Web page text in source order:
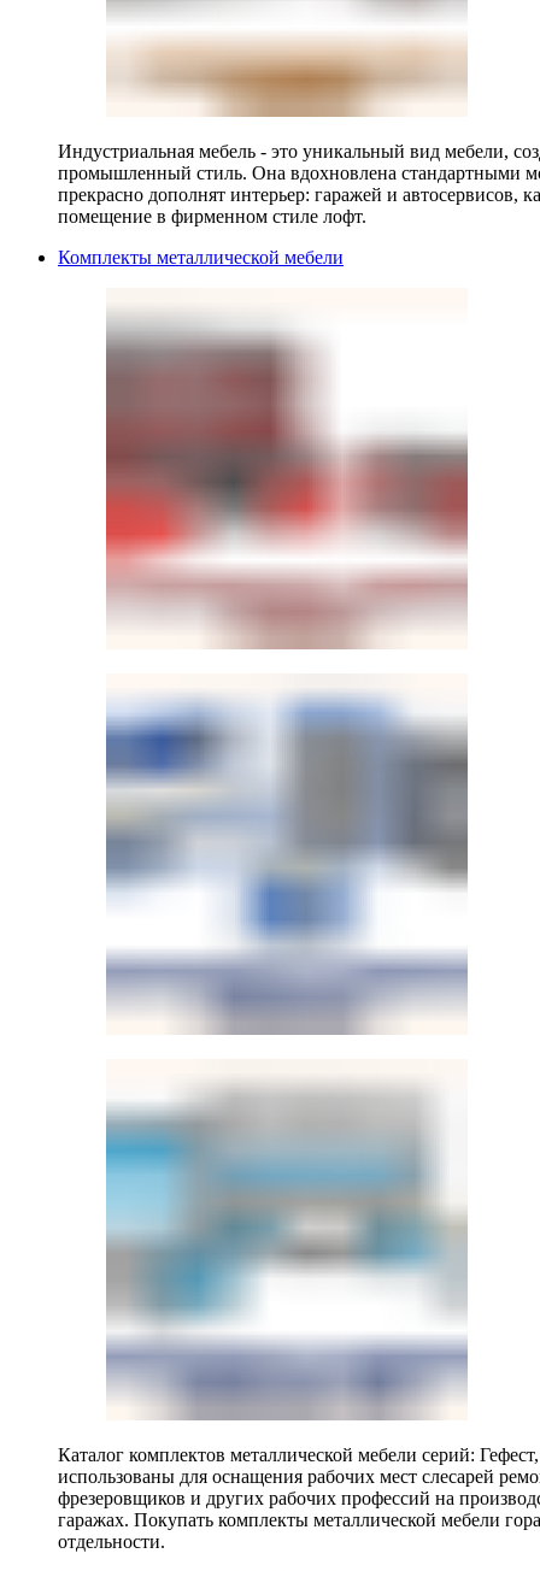
Индустриальная мебель - это уникальный вид мебели,
промышленный стиль. Она вдохновлена стандартными
прекрасно дополнят интерьер: гаражей и автосервисов,
помещение в фирменном стиле лофт.
Комплекты металлической мебели
Каталог комплектов металлической мебели серий:
использованы для оснащения рабочих мест слесарей
фрезеровщиков и других рабочих профессий на
гаражах. Покупать комплекты металлической мебели
отдельности.